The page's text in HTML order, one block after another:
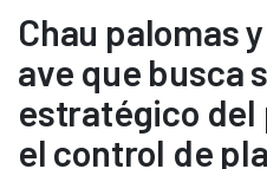
Chau palomas
ave que busca
estratégico
el control de